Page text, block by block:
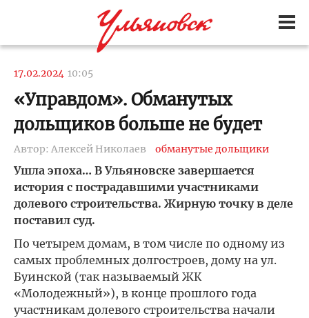
17.02.2024 10:05
«Управдом». Обманутых
дольщиков больше не будет
Автор: Алексей Николаев обманутые дольщики
Ушла эпоха… В Ульяновске завершается
история с пострадавшими участниками
долевого строительства. Жирную точку в деле
поставил суд.
По четырем домам, в том числе по одному из
самых проблемных долгостроев, дому на ул.
Буинской (так называемый ЖК
«Молодежный»), в конце прошлого года
участникам долевого строительства начали